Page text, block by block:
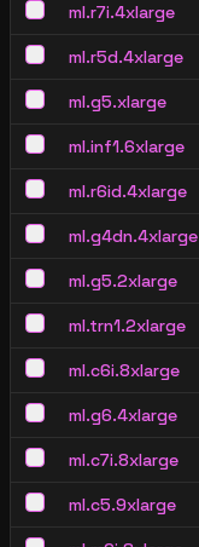
ml.r7i.4xlarge
ml.r5d.4xlarge
ml.g5.xlarge
ml.inf1.6xlarge
ml.r6id.4xlarge
ml.g4dn.4xlarge
ml.g5.2xlarge
ml.trn1.2xlarge
ml.c6i.8xlarge
ml.g6.4xlarge
ml.c7i.8xlarge
ml.c5.9xlarge